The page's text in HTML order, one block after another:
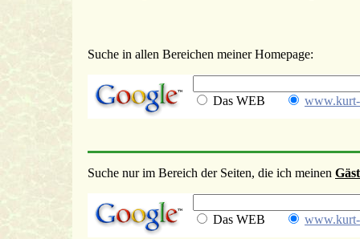
Suche in allen Bereichen meiner Homepage:
Das WEB www.kurt-
Suche nur im Bereich der Seiten, die ich meinen
Das WEB www.kurt-